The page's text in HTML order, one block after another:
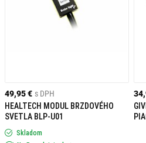
49,95 € s DPH
HEALTECH MODUL BRZDOVÉHO
SVETLA BLP-U01
Skladom